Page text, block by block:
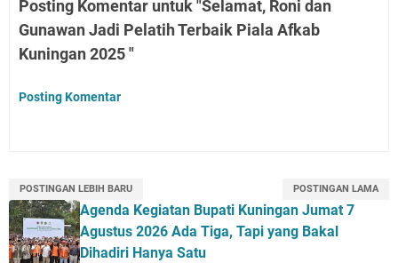
Posting Komentar untuk "Selamat, Roni dan
Gunawan Jadi Pelatih Terbaik Piala Afkab
Kuningan 2025 "
Posting Komentar
POSTINGAN LEBIH BARU POSTINGAN LAMA
Agenda Kegiatan Bupati Kuningan Jumat 7
Agustus 2026 Ada Tiga, Tapi yang Bakal
Dihadiri Hanya Satu